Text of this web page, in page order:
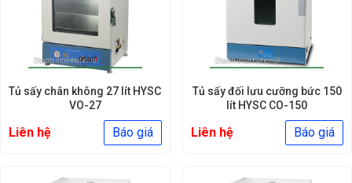
Tủ sấy chân không 27 lít HYSC
VO-27
Liên hệ Báo giá
Tủ sấy đối lưu cưỡng bức 150
lít HYSC CO-150
Liên hệ Báo giá